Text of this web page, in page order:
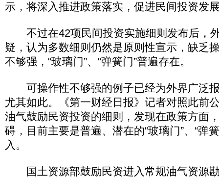
示，将深入推进政策落实，促进民间投资发
不过在42项民间投资实施细则发布后，
疑，认为多数细则仍然是原则性宣示，缺乏
不够强，“玻璃门”、“弹簧门”普遍存在。
可操作性不够强的例子已经为外界广泛
尤其如此。《第一财经日报》记者对照此前
油气鼓励民资投资的细则，发现在政策方面
碍，目前主要是普遍、潜在的“玻璃门”、“弹
入。
国土资源部鼓励民资进入常规油气资源